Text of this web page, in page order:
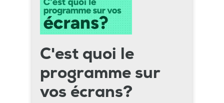
C'est quoi le
programme sur
vos écrans?